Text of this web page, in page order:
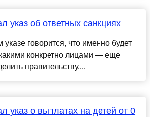
указ об ответных санкциях
указе говорится, что именно будет
конкретно лицами — еще
правительству....
указ о выплатах на детей от 0